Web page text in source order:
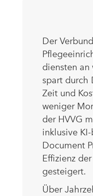
Der
diensten an
spart durch
Zeit und
weniger
der HVVG
inklusive
Document
Effizienz
gesteigert.
Über